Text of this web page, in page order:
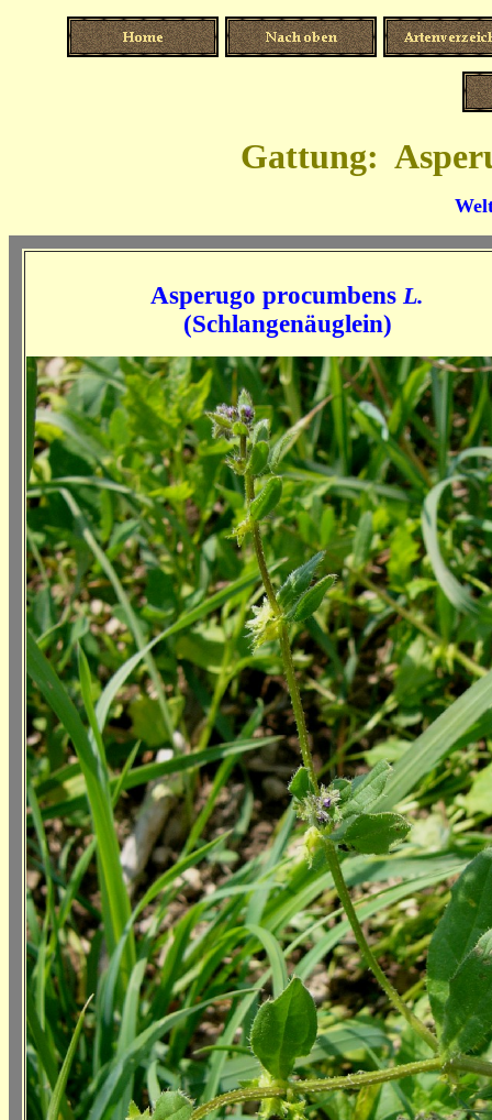
Gattung:
Asperugo procumbens L.
(Schlangenäuglein)